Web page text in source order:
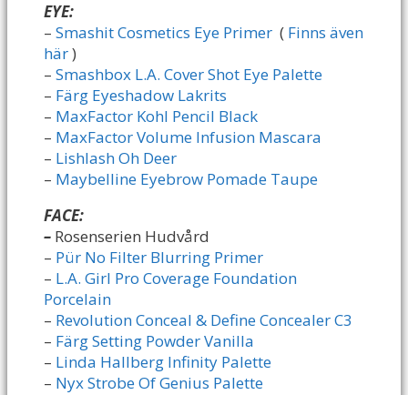
EYE:
– Smashit Cosmetics Eye Primer ( Finns även
här)
– Smashbox L.A. Cover Shot Eye Palette
– Färg Eyeshadow Lakrits
– MaxFactor Kohl Pencil Black
– MaxFactor Volume Infusion Mascara
– Lishlash Oh Deer
– Maybelline Eyebrow Pomade Taupe
FACE:
– Rosenserien Hudvård
– Pür No Filter Blurring Primer
– L.A. Girl Pro Coverage Foundation
Porcelain
– Revolution Conceal & Define Concealer C3
– Färg Setting Powder Vanilla
– Linda Hallberg Infinity Palette
– Nyx Strobe Of Genius Palette